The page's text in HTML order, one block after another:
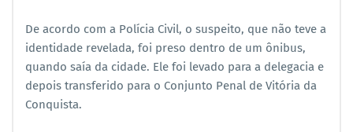
De acordo com a Polícia Civil, o suspeito, que não teve a
identidade revelada, foi preso dentro de um ônibus,
quando saía da cidade. Ele foi levado para a delegacia e
depois transferido para o Conjunto Penal de Vitória da
Conquista.